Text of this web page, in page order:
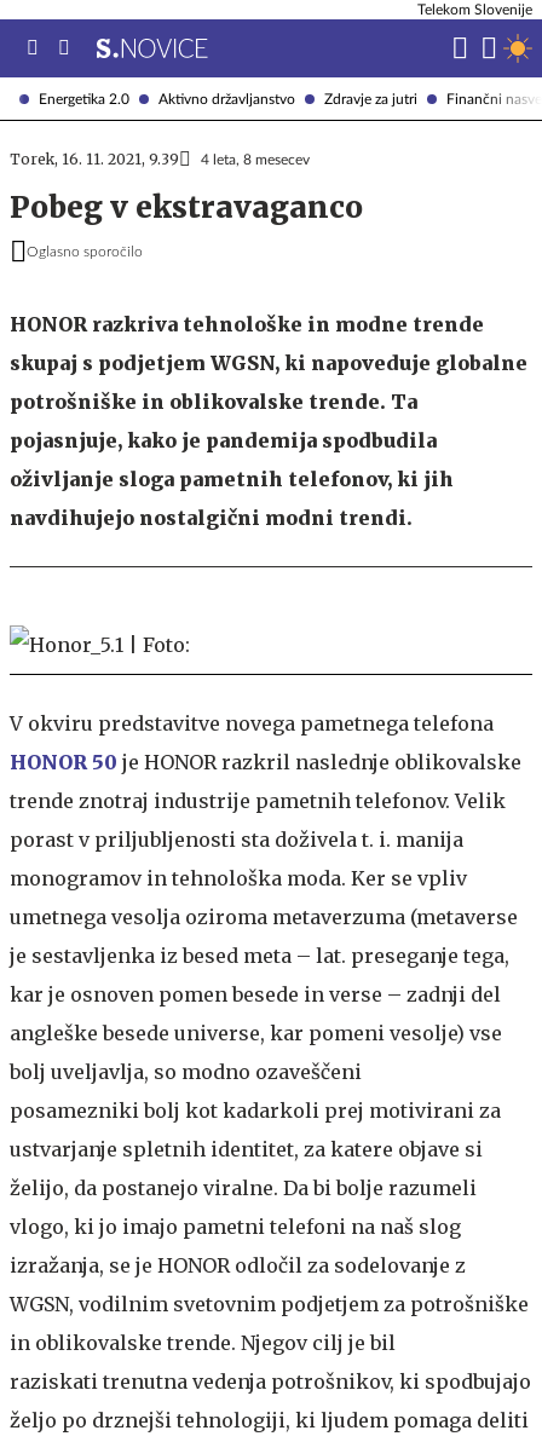
Energetika 2.0 Aktivno državljanstvo Zdravje za jutri Finančni
Telekom Slovenije
Torek, 16. 11. 2021, 9.39 4 leta, 8 mesecev
Pobeg v ekstravaganco
Oglasno sporočilo
HONOR razkriva tehnološke in modne trende
skupaj s podjetjem WGSN, ki napoveduje globalne
potrošniške in oblikovalske trende. Ta
pojasnjuje, kako je pandemija spodbudila
oživljanje sloga pametnih telefonov, ki jih
navdihujejo nostalgični modni trendi.
V okviru predstavitve novega pametnega telefona
HONOR 50 je HONOR razkril naslednje oblikovalske
trende znotraj industrije pametnih telefonov. Velik
porast v priljubljenosti sta doživela t. i. manija
monogramov in tehnološka moda. Ker se vpliv
umetnega vesolja oziroma metaverzuma (metaverse
je sestavljenka iz besed meta – lat. preseganje tega,
kar je osnoven pomen besede in verse – zadnji del
angleške besede universe, kar pomeni vesolje) vse
bolj uveljavlja, so modno ozaveščeni
posamezniki bolj kot kadarkoli prej motivirani za
ustvarjanje spletnih identitet, za katere objave si
želijo, da postanejo viralne. Da bi bolje razumeli
vlogo, ki jo imajo pametni telefoni na naš slog
izražanja, se je HONOR odločil za sodelovanje z
WGSN, vodilnim svetovnim podjetjem za potrošniške
in oblikovalske trende. Njegov cilj je bil
raziskati trenutna vedenja potrošnikov, ki spodbujajo
željo po drznejši tehnologiji, ki ljudem pomaga deliti